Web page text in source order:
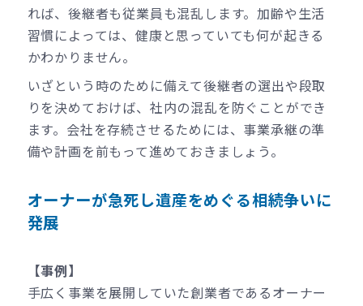
れば、後継者も従業員も混乱します。加齢や生活
習慣によっては、健康と思っていても何が起きる
かわかりません。
いざという時のために備えて後継者の選出や段取
りを決めておけば、社内の混乱を防ぐことができ
ます。会社を存続させるためには、事業承継の準
備や計画を前もって進めておきましょう。
オーナーが急死し遺産をめぐる相続争いに
発展
【事例】
手広く事業を展開していた創業者であるオーナー